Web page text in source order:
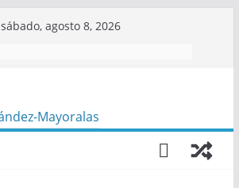
sábado, agosto 8, 2026